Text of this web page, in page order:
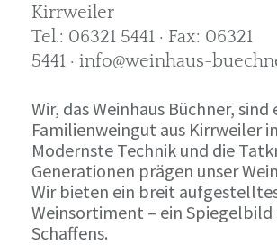
Kirrweiler
Tel.: 06321 5441 · Fax: 06321
5441 · info@weinhaus-
Wir, das Weinhaus Büchner, sind
Familienweingut aus Kirrweiler
Modernste Technik und die
Generationen prägen unser
Wir bieten ein breit
Weinsortiment – ein Spiegelbild
Schaffens.